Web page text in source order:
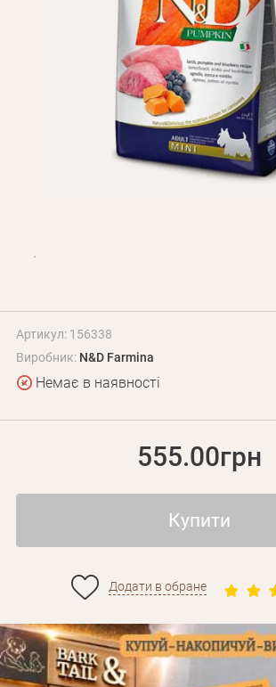
Програма лояльності
Про Нас
Оптовим клієнтам
Контакти
+380 (95) 095-00-05
Артикул: 156338
Виробник: N&D Farmina
Немає в наявності
555.00грн
Купити
Додати в обране